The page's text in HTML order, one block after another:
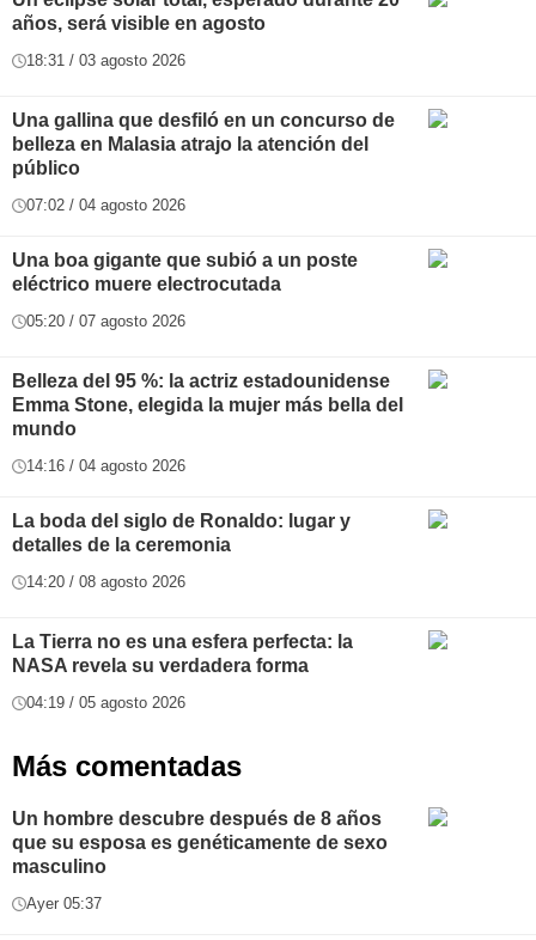
años, será visible en agosto
18:31 / 03 agosto 2026
Una gallina que desfiló en un concurso de
belleza en Malasia atrajo la atención del
público
07:02 / 04 agosto 2026
Una boa gigante que subió a un poste
eléctrico muere electrocutada
05:20 / 07 agosto 2026
Belleza del 95 %: la actriz estadounidense
Emma Stone, elegida la mujer más bella del
mundo
14:16 / 04 agosto 2026
La boda del siglo de Ronaldo: lugar y
detalles de la ceremonia
14:20 / 08 agosto 2026
La Tierra no es una esfera perfecta: la
NASA revela su verdadera forma
04:19 / 05 agosto 2026
Más comentadas
Un hombre descubre después de 8 años
que su esposa es genéticamente de sexo
masculino
Ayer 05:37